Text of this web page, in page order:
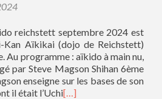
reichstett septembre 2024 est
Kan Aïkikai (dojo de Reichstett)
Au programme : aïkido à main nu,
par Steve Magson Shihan 6ème
enseigne sur les bases de son
il était l’Uchi[…]